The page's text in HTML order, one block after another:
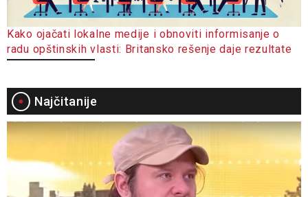
Kako ojačati lokalne medije i obnoviti informisanje o
radu opštinskih vlasti: Britansko rešenje daje rezultate
Najčitanije